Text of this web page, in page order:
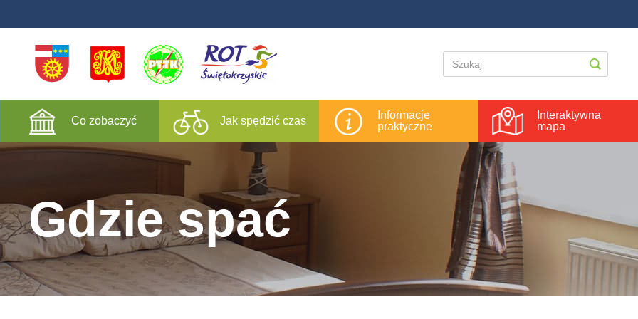
Co zobaczyć Jak spędzić czas
Informacje
praktyczne
Interaktywna
mapa
Gdzie spać